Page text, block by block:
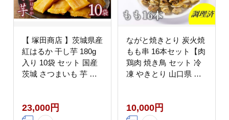
【 塚田商店 】茨城県産
紅はるか 干し芋 180g
入り 10袋 セット 国産
茨城 さつまいも 芋 お
直送 マツコの知らない
23,000円
ながと焼きとり 炭火焼
もも串 16本セット【肉
鶏肉 焼き鳥 セット 冷
凍 やきとり 山口県 長
10,000円